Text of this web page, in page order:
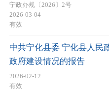
宁政办规〔2026〕2号
2026-03-04
有效
中共宁化县委 宁化县人民
政府建设情况的报告
2026-02-12
有效